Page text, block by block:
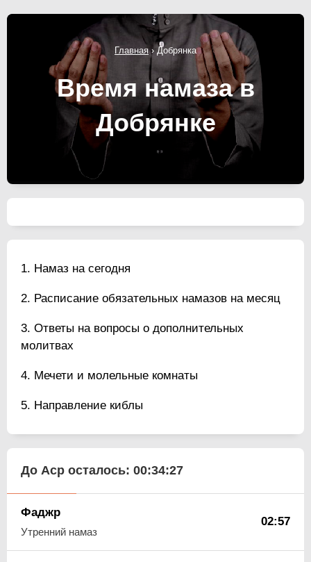
Главная› Добрянка
Время намаза в
Добрянке
Намаз на сегодня
Расписание обязательных намазов на месяц
Ответы на вопросы о дополнительных
молитвах
Мечети и молельные комнаты
Направление киблы
До Аср осталось: 00:34:26
Фаджр
Утренний намаз
02:57